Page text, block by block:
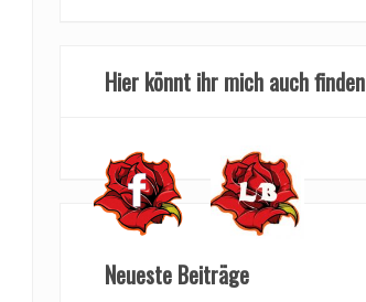
Hier könnt ihr mich auch finden
Neueste Beiträge